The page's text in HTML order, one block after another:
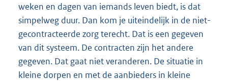
weken en dagen van iemands leven biedt, is dat
simpelweg duur. Dan kom je uiteindelijk in de niet-
gecontracteerde zorg terecht. Dat is een gegeven
van dit systeem. De contracten zijn het andere
gegeven. Dat gaat niet veranderen. De situatie in
kleine dorpen en met de aanbieders in kleine